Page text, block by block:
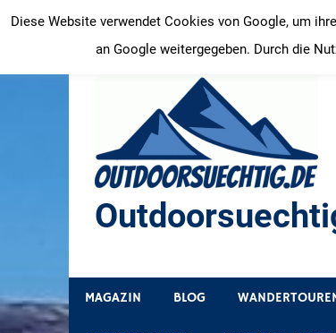
Inhalt
springen
MAGAZIN BLOG
Diese Website verwendet Cookies von Google, um
an Google weitergegeben. Durch die